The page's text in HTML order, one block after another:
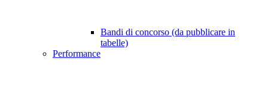
Bandi di concorso (da pubblicare in
tabelle)
Performance